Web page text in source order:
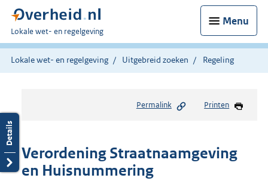
Menu
U
bent
hier:
Lokale wet- en regelgeving
Lokale wet- en regelgeving Uitgebreid zoeken Regeling
Permalink Printen
Verordening Straatnaamgeving
en Huisnummering